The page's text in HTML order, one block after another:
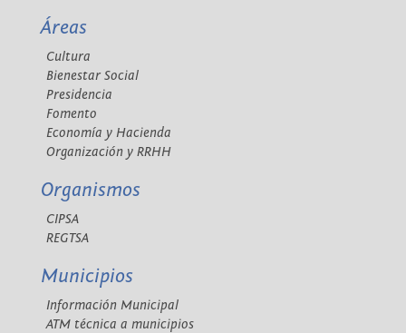
Áreas
Cultura
Bienestar Social
Presidencia
Fomento
Economía y Hacienda
Organización y RRHH
Organismos
CIPSA
REGTSA
Municipios
Información Municipal
ATM técnica a municipios